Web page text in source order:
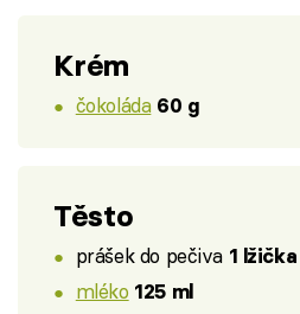
Krém
čokoláda 60 g
Těsto
prášek do pečiva 1 lžička
mléko 125 ml